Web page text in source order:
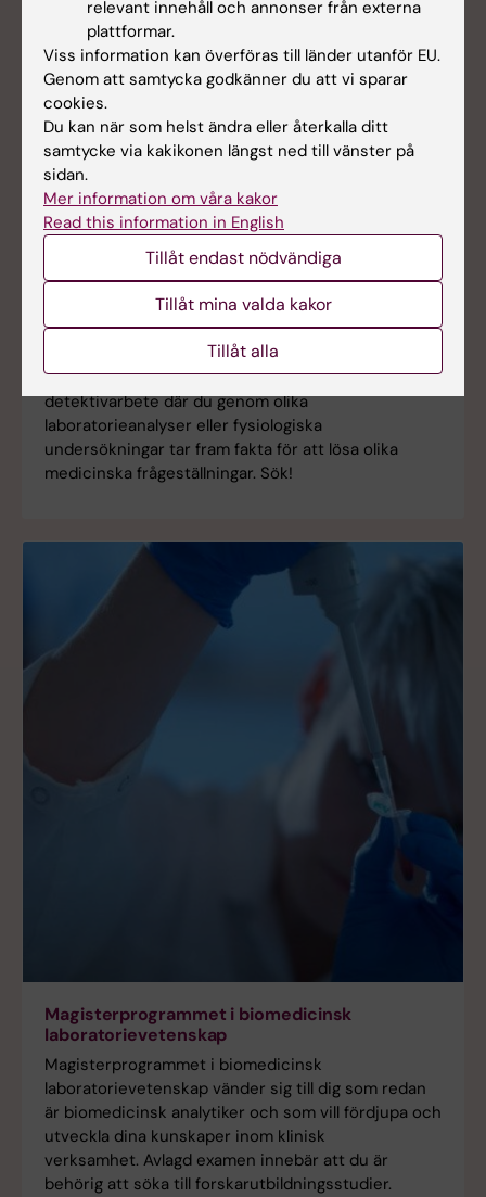
Biomedicinska analytiker­programmet
Institutionen för laboratoriemedicin har
programansvar för Biomedicinska
analytikerprogrammet. Den biomedicinska
analytikerns yrke kan beskrivas som ett
detektivarbete där du genom olika
laboratorieanalyser eller fysiologiska
undersökningar tar fram fakta för att lösa olika
medicinska frågeställningar. Sök!
Magisterprogrammet i biomedicinsk
laboratorievetenskap
Magisterprogrammet i biomedicinsk
laboratorievetenskap vänder sig till dig som redan
är biomedicinsk analytiker och som vill fördjupa och
utveckla dina kunskaper inom klinisk
verksamhet. Avlagd examen innebär att du är
behörig att söka till forskarutbildningsstudier.
relevant innehåll och annonser från externa
plattformar.
Viss information kan överföras till länder utanför EU.
Genom att samtycka godkänner du att vi sparar
cookies.
Du kan när som helst ändra eller återkalla ditt
samtycke via kakikonen längst ned till vänster på
sidan.
Mer information om våra kakor
Read this information in English
Tillåt endast nödvändiga
Tillåt mina valda kakor
Tillåt alla